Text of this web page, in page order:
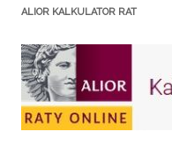
n
n
a
5
ALIOR KALKULATOR RAT